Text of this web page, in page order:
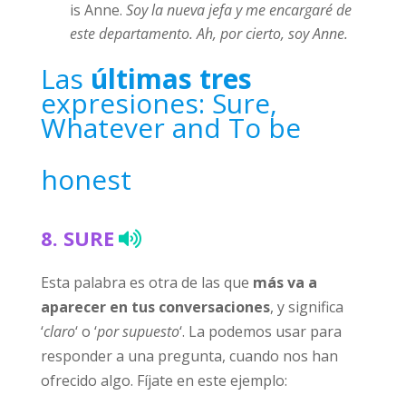
is Anne. Soy la nueva jefa y me encargaré de
este departamento. Ah, por cierto, soy Anne.
Las últimas tres
expresiones: Sure,
Whatever and To be
honest
8. SURE
Esta palabra es otra de las que más va a
aparecer en tus conversaciones, y significa
‘claro‘ o ‘por supuesto‘. La podemos usar para
responder a una pregunta, cuando nos han
ofrecido algo. Fíjate en este ejemplo: